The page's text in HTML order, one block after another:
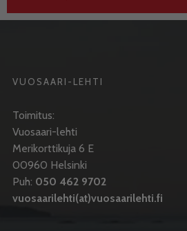
VUOSAARI-LEHTI
Toimitus:
Vuosaari-lehti
Merikorttikuja 6 E
00960 Helsinki
Puh: 050 462 9702
vuosaarilehti(at)vuosaarilehti.fi